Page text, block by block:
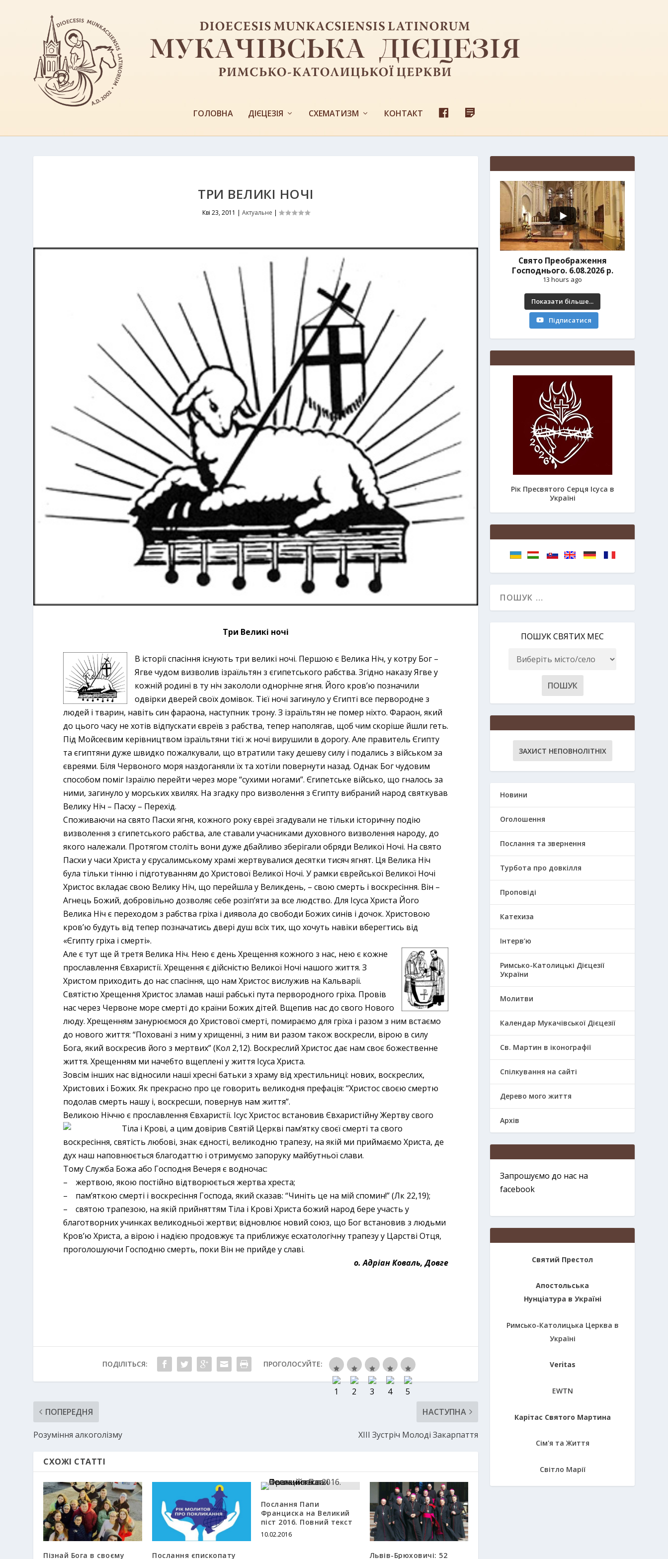
ГОЛОВНА ДІЄЦЕЗІЯ СХЕМАТИЗМ КОНТАКТ
E
Д
С
ТРИ ВЕЛИКІ НОЧІ
Кві 23, 2011 | Актуальне |
Три Великі ночі
В історії спасіння існують три великі ночі. Першою є Велика Ніч, у котру Бог –
Ягве чудом визволив ізраїльтян з єгипетського рабства. Згідно наказу Ягве у
кожній родині в ту ніч закололи однорічне ягня. Його кров’ю позначили
одвірки дверей своїх домівок. Тієї ночі загинуло у Єгипті все первородне з
людей і тварин, навіть син фараона, наступник трону. З ізраїльтян не помер ніхто. Фараон, який
до цього часу не хотів відпускати євреїв з рабства, тепер наполягав, щоб чим скоріше йшли геть.
Під Мойсеєвим керівництвом ізраїльтяни тієї ж ночі вирушили в дорогу. Але правитель Єгипту
та єгиптяни дуже швидко пожалкували, що втратили таку дешеву силу і подались з військом за
євреями. Біля Червоного моря наздоганяли їх та хотіли повернути назад. Однак Бог чудовим
способом поміг Ізраїлю перейти через море “сухими ногами”. Єгипетське військо, що гналось за
ними, загинуло у морських хвилях. На згадку про визволення з Єгипту вибраний народ святкував
Велику Ніч – Пасху – Перехід.
Споживаючи на свято Пасхи ягня, кожного року євреї згадували не тільки історичну подію
визволення з єгипетського рабства, але ставали учасниками духовного визволення народу, до
якого належали. Протягом століть вони дуже дбайливо зберігали обряди Великої Ночі. На свято
Пасхи у часи Христа у єрусалимському храмі жертвувалися десятки тисяч ягнят. Ця Велика Ніч
була тільки тінню і підготуванням до Христової Великої Ночі. У рамки єврейської Великої Ночі
Христос вкладає свою Велику Ніч, що перейшла у Великдень, – свою смерть і воскресіння. Він –
Агнець Божий, добровільно дозволяє себе розіп’яти за все людство. Для Ісуса Христа Його
Велика Ніч є переходом з рабства гріха і диявола до свободи Божих синів і дочок. Христовою
кров’ю будуть від тепер позначатись двері душ всіх тих, що хочуть навіки вберегтись від
«Єгипту гріха і смерті».
Але є тут ще й третя Велика Ніч. Нею є день Хрещення кожного з нас, нею є кожне
прославлення Євхаристії. Хрещення є дійсністю Великої Ночі нашого життя. З
Христом приходить до нас спасіння, що нам Христос вислужив на Кальварії.
Святістю Хрещення Христос зламав наші рабські пута первородного гріха. Провів
нас через Червоне море смерті до країни Божих дітей. Вщепив нас до свого Нового
люду. Хрещенням занурюємося до Христової смерті, помираємо для гріха і разом з ним встаємо
до нового життя: “Поховані з ним у хрищенні, з ним ви разом також воскресли, вірою в силу
Бога, який воскресив його з мертвих” (Кол 2,12). Воскреслий Христос дає нам своє божественне
життя. Хрещенням ми начебто вщеплені у життя Ісуса Христа.
Зовсім інших нас відносили наші хресні батьки з храму від хрестильниці: нових, воскреслих,
Христових і Божих. Як прекрасно про це говорить великодня префація: “Христос своєю смертю
подолав смерть нашу і, воскресши, повернув нам життя”.
Великою Ніччю є прославлення Євхаристії. Ісус Христос встановив Євхаристійну Жертву свого
Тіла і Крові, а цим довірив Святій Церкві пам’ятку своєї смерті та свого
воскресіння, святість любові, знак єдності, великодню трапезу, на якій ми приймаємо Христа, де
дух наш наповнюється благодаттю і отримуємо запоруку майбутньої слави.
Тому Служба Божа або Господня Вечеря є водночас:
– жертвою, якою постійно відтворюється жертва хреста;
– пам’яткою смерті і воскресіння Господа, який сказав: “Чиніть це на мій спомин!” (Лк 22,19);
– святою трапезою, на якій прийняттям Тіла і Крові Христа божий народ бере участь у
благотворних учинках великодньої жертви; відновлює новий союз, що Бог встановив з людьми
Кров’ю Христа, а вірою і надією продовжує та приближує есхатологічну трапезу у Царстві Отця,
проголошуючи Господню смерть, поки Він не прийде у славі.
о. Адріан Коваль, Довге
ПОДІЛІТЬСЯ: ПРОГОЛОСУЙТЕ:
ПОПЕРЕДНЯ
Розуміння алкоголізму
НАСТУПНА
ХІІІ Зустріч Молоді Закарпаття
СХОЖІ СТАТТІ
Пізнай Бога в своєму Послання єпископату
Послання Папи
Франциска на Великий
піст 2016. Повний текст
10.02.2016
Львів-Брюховичі: 52
Свято Преображення
Господнього. 6.08.2026 р.
13 hours ago
Показати більше...
Підписатися
Рік Пресвятого Серця Ісуса в
Україні
ПОШУК СВЯТИХ МЕС
ЗАХИСТ НЕПОВНОЛІТНІХ
Новини
Оголошення
Послання та звернення
Турбота про довкілля
Проповіді
Катехиза
Інтерв’ю
Римсько-Католицькі Дієцезії
України
Молитви
Календар Мукачівської Дієцезії
Св. Мартин в іконографії
Спілкування на сайті
Дерево мого життя
Архів
Запрошуємо до нас на
facebook
Святий Престол
Апостольська
Нунціатура в Україні
Римсько-Католицька Церква в
Україні
Veritas
EWTN
Карітас Святого Мартина
Сім'я та Життя
Світло Марії